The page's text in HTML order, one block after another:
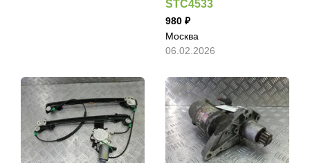
STC4533
980
Москва
06.02.2026